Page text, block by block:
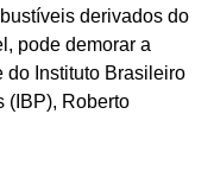
derivados do
pode demorar a
do Instituto Brasileiro
(IBP), Roberto